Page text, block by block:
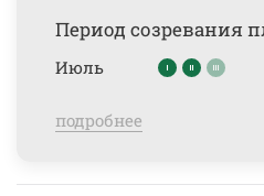
Период созревания
Июль
подробнее